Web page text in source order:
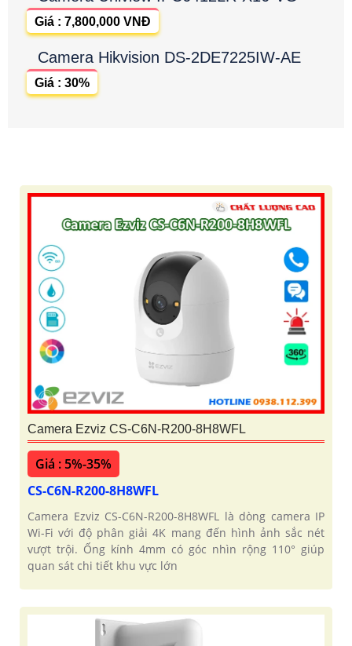
Giá : 7,800,000 VNĐ
Camera Hikvision DS-2DE7225IW-AE
Giá : 30%
Camera Ezviz CS-C6N-R200-8H8WFL
Giá : 5%-35%
CS-C6N-R200-8H8WFL
Camera Ezviz CS-C6N-R200-8H8WFL là dòng camera IP
Wi-Fi với độ phân giải 4K mang đến hình ảnh sắc nét
vượt trội. Ống kính 4mm có góc nhìn rộng 110° giúp
quan sát chi tiết khu vực lớn